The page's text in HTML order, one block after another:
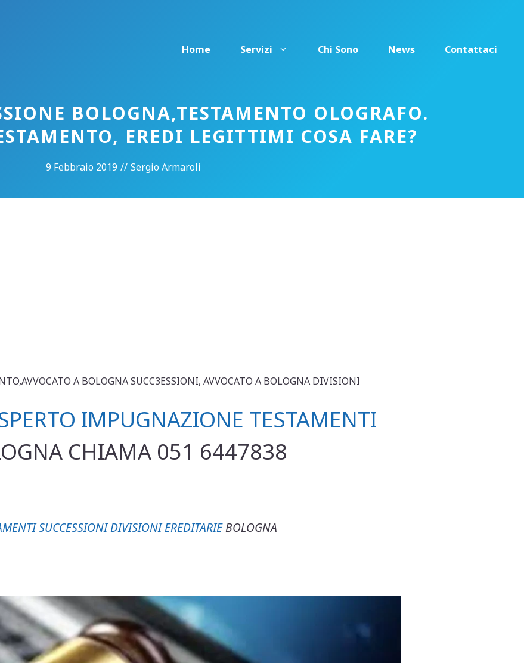
Home
Servizi Chi Sono News Contattaci
BOLOGNA,TESTAMENTO OLOGRAFO.
EREDI LEGITTIMI COSA FARE?
9 Febbraio 2019 // Sergio Armaroli
A BOLOGNA SUCC3ESSIONI, AVVOCATO A BOLOGNA DIVISIONI
IMPUGNAZIONE TESTAMENTI
CHIAMA 051 6447838
SUCCESSIONI DIVISIONI EREDITARIEBOLOGNA